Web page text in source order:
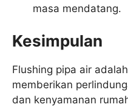
masa mendatang.
Kesimpulan
Flushing pipa air
memberikan
dan kenyamanan